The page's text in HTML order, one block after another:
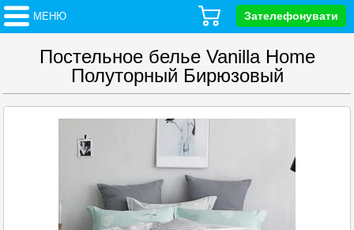
МЕНЮ Зателефонувати
Постельное белье Vanilla Home
Полуторный Бирюзовый